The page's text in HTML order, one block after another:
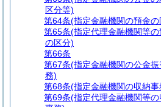
区分等)
第64条(指定金融機関の預金の
第65条(指定代理金融機関等の
の区分)
第66条
第67条(指定金融機関の公金振
務)
第68条(指定金融機関の収納事
第69条(指定代理金融機関等の